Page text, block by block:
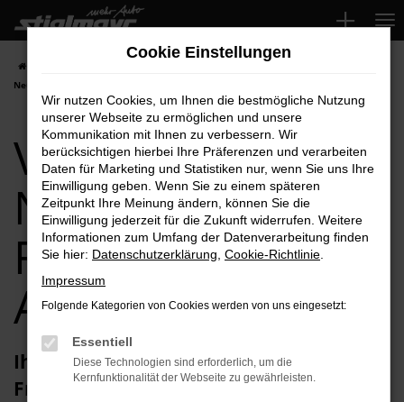
Zum
Hauptinhalt
springen
Neuwagen für Freising Top-Angebote
VW T7 Multivan
Neuwagen für
Freising Top-
Angebote
Ihren VW T7 Multivan Neuwagen für
Freising erhalten Sie im Autohaus
Cookie Einstellungen
Wir nutzen Cookies, um Ihnen die bestmögliche Nutzung
unserer Webseite zu ermöglichen und unsere
Kommunikation mit Ihnen zu verbessern. Wir
berücksichtigen hierbei Ihre Präferenzen und verarbeiten
Daten für Marketing und Statistiken nur, wenn Sie uns Ihre
Einwilligung geben. Wenn Sie zu einem späteren
Zeitpunkt Ihre Meinung ändern, können Sie die
Einwilligung jederzeit für die Zukunft widerrufen. Weitere
Informationen zum Umfang der Datenverarbeitung finden
Sie hier: Datenschutzerklärung Cookie-Richtlinie
Impressum
Folgende Kategorien von Cookies werden von uns eingesetzt:
Essentiell
Diese Technologien sind erforderlich, um die
Kernfunktionalität der Webseite zu gewährleisten.